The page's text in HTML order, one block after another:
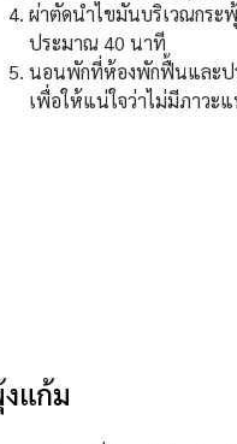
ผ่าตัดนำไขมันบริเวณกระ
ประมาณ 40 นาที
นอนพักที่ห้องพักฟื้นและป
เพื่อให้แน่ใจว่าไม่มีภาวะ
แก้ม